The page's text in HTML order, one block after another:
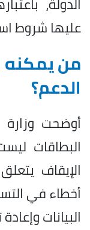
عليها شروط
من يمكنه
الدعم؟
أوضحت
البطاقات
الإيقاف
أخطاء في
البيانات